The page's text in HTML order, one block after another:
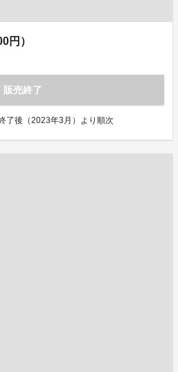
円）
販売終了
了後（2023年3月）より順次